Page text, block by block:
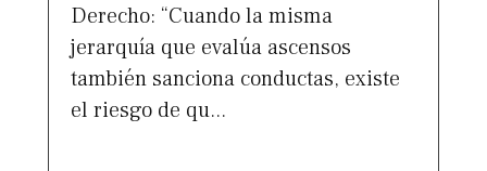
Derecho: “Cuando la misma
jerarquía que evalúa ascensos
también sanciona conductas, existe
el riesgo de qu...